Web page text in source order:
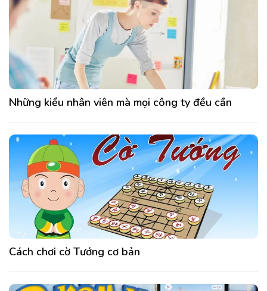
Những kiểu nhân viên mà mọi công ty đều cần
Cách chơi cờ Tướng cơ bản